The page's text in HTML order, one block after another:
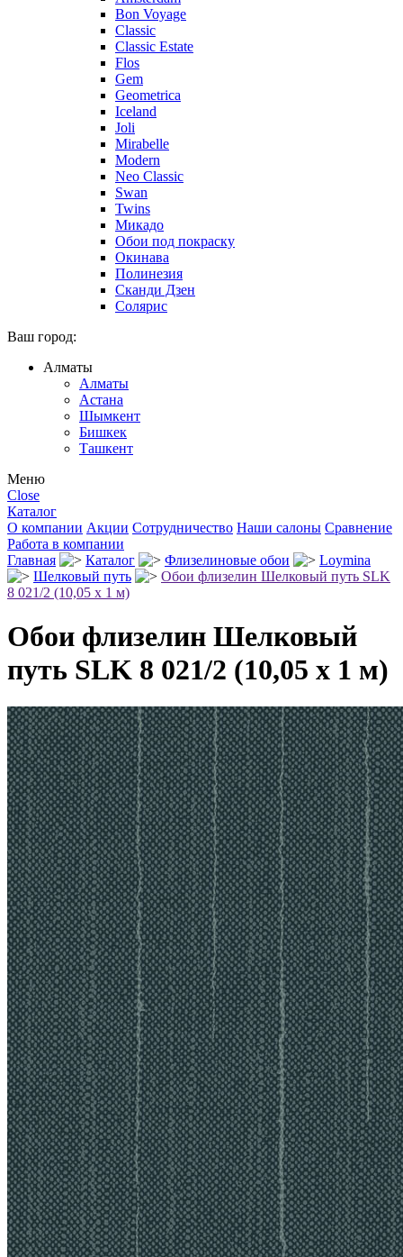
Bon Voyage
Classic
Classic Estate
Flos
Gem
Geometrica
Iceland
Joli
Mirabelle
Modern
Neo Classic
Swan
Twins
Микадо
Обои под покраску
Окинава
Полинезия
Сканди Дзен
Солярис
Ваш город:
Алматы
Алматы
Астана
Шымкент
Бишкек
Ташкент
Меню
Close
Каталог
О компании Акции Сотрудничество Наши салоны Сравнение
Работа в компании
Главная
Каталог Флизелиновые обои
Loymina
Шелковый путь
Обои флизелин Шелковый путь SLK
8 021/2 (10,05 х 1 м)
Обои флизелин Шелковый
путь SLK 8 021/2 (10,05 х 1 м)